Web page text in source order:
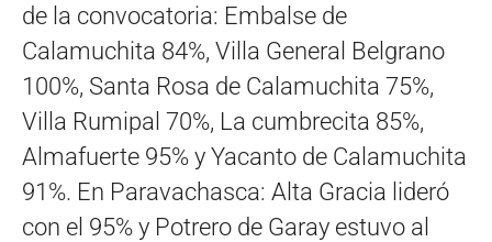
de la convocatoria: Embalse de
Calamuchita 84%, Villa General Belgrano
100%, Santa Rosa de Calamuchita 75%,
Villa Rumipal 70%, La cumbrecita 85%,
Almafuerte 95% y Yacanto de Calamuchita
91%. En Paravachasca: Alta Gracia lideró
con el 95% y Potrero de Garay estuvo al